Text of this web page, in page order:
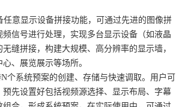
任意显示设备拼接功能，可通过先进的图像拼
信号进行处理，实现多台显示设备（如液晶
缝拼接，构建大规模、高分辨率的显示墙，
、展览展示等场所。
个系统预案的创建、存储与快速调取。用户可
先设置好包括视频源选择、显示布局、字幕